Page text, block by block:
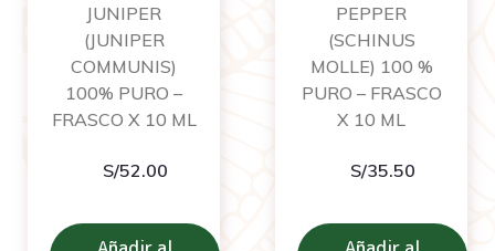
JUNIPER
(JUNIPER
COMMUNIS)
100% PURO –
FRASCO X 10 ML
S/52.00
PEPPER
(SCHINUS
MOLLE) 100 %
PURO – FRASCO
X 10 ML
S/35.50